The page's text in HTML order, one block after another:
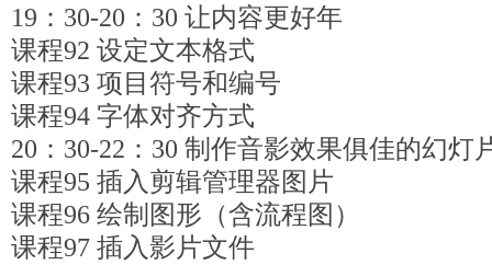
19：30-20：30 让内容更好年
课程92 设定文本格式
课程93 项目符号和编号
课程94 字体对齐方式
20：30-22：30 制作音影效果俱佳的幻灯
课程95 插入剪辑管理器图片
课程96 绘制图形（含流程图）
课程97 插入影片文件